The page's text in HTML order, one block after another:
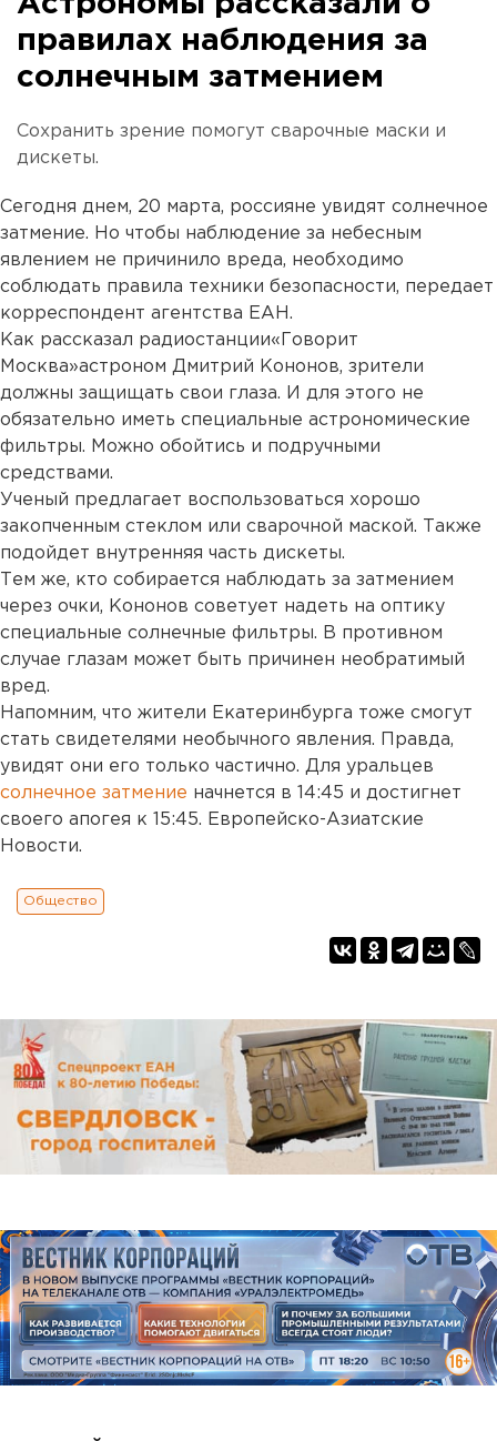
правилах наблюдения за
солнечным затмением
Сохранить зрение помогут сварочные маски и
дискеты.
Сегодня днем, 20 марта, россияне увидят солнечное
затмение. Но чтобы наблюдение за небесным
явлением не причинило вреда, необходимо
соблюдать правила техники безопасности, передает
корреспондент агентства ЕАН.
Как рассказал радиостанции«Говорит
Москва»астроном Дмитрий Кононов, зрители
должны защищать свои глаза. И для этого не
обязательно иметь специальные астрономические
фильтры. Можно обойтись и подручными
средствами.
Ученый предлагает воспользоваться хорошо
закопченным стеклом или сварочной маской. Также
подойдет внутренняя часть дискеты.
Тем же, кто собирается наблюдать за затмением
через очки, Кононов советует надеть на оптику
специальные солнечные фильтры. В противном
случае глазам может быть причинен необратимый
вред.
Напомним, что жители Екатеринбурга тоже смогут
стать свидетелями необычного явления. Правда,
увидят они его только частично. Для уральцев
солнечное затмение начнется в 14:45 и достигнет
своего апогея к 15:45. Европейско-Азиатские
Новости.
Общество